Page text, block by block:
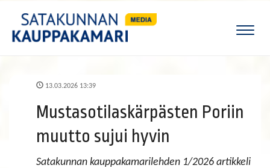
13.03.2026 13:39
Mustasotilaskärpästen Poriin
muutto sujui hyvin
Satakunnan kauppakamarilehden 1/2026 artikkeli